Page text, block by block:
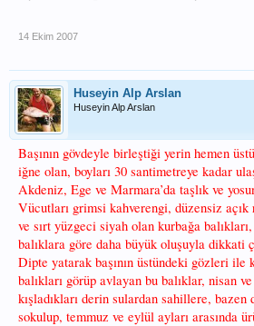
14 Ekim 2007
Huseyin Alp Arslan
Huseyin Alp Arslan
Başının gövdeyle birleştiği yerin hemen
iğne olan, boyları 30 santimetreye kadar
Akdeniz, Ege ve Marmara’da taşlık ve
Vücutları grimsi kahverengi, düzensiz
ve sırt yüzgeci siyah olan kurbağa
balıklara göre daha büyük oluşuyla dikkati
Dipte yatarak başının üstündeki gözleri ile
balıkları görüp avlayan bu balıklar, nisan
kışladıkları derin sulardan sahillere, bazen
sokulup, temmuz ve eylül ayları arasında